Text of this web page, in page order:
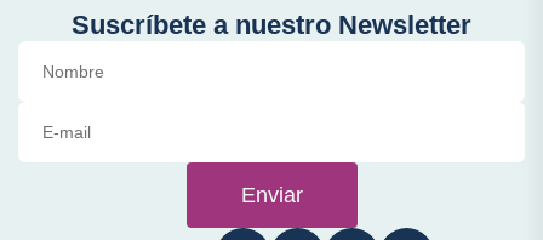
Suscríbete a nuestro Newsletter
Enviar